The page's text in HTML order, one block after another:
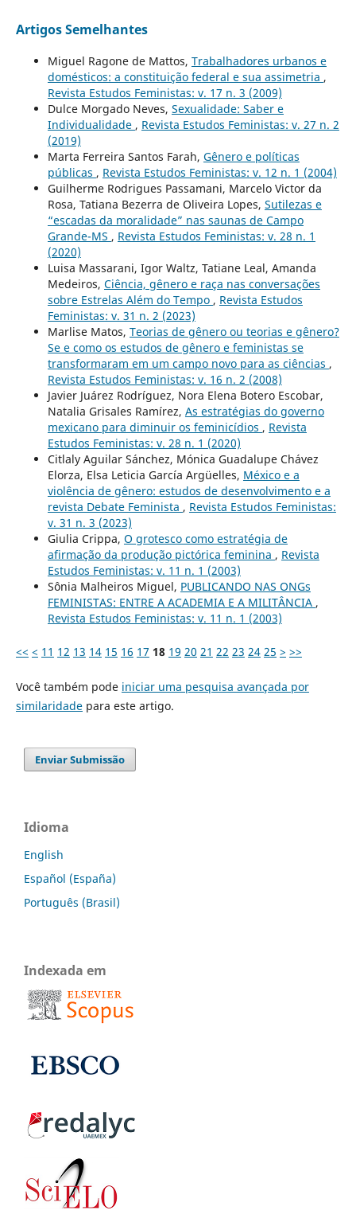
Artigos Semelhantes
Miguel Ragone de Mattos, Trabalhadores urbanos e
domésticos: a constituição federal e sua assimetria ,
Revista Estudos Feministas: v. 17 n. 3 (2009)
Dulce Morgado Neves, Sexualidade: Saber e
Individualidade , Revista Estudos Feministas: v. 27 n. 2
(2019)
Marta Ferreira Santos Farah, Gênero e políticas
públicas , Revista Estudos Feministas: v. 12 n. 1 (2004)
Guilherme Rodrigues Passamani, Marcelo Victor da
Rosa, Tatiana Bezerra de Oliveira Lopes, Sutilezas e
“escadas da moralidade” nas saunas de Campo
Grande-MS , Revista Estudos Feministas: v. 28 n. 1
(2020)
Luisa Massarani, Igor Waltz, Tatiane Leal, Amanda
Medeiros, Ciência, gênero e raça nas conversações
sobre Estrelas Além do Tempo , Revista Estudos
Feministas: v. 31 n. 2 (2023)
Marlise Matos, Teorias de gênero ou teorias e gênero?
Se e como os estudos de gênero e feministas se
transformaram em um campo novo para as ciências ,
Revista Estudos Feministas: v. 16 n. 2 (2008)
Javier Juárez Rodríguez, Nora Elena Botero Escobar,
Natalia Grisales Ramírez, As estratégias do governo
mexicano para diminuir os feminicídios , Revista
Estudos Feministas: v. 28 n. 1 (2020)
Citlaly Aguilar Sánchez, Mónica Guadalupe Chávez
Elorza, Elsa Leticia García Argüelles, México e a
violência de gênero: estudos de desenvolvimento e a
revista Debate Feminista , Revista Estudos Feministas:
v. 31 n. 3 (2023)
Giulia Crippa, O grotesco como estratégia de
afirmação da produção pictórica feminina , Revista
Estudos Feministas: v. 11 n. 1 (2003)
Sônia Malheiros Miguel, PUBLICANDO NAS ONGs
FEMINISTAS: ENTRE A ACADEMIA E A MILITÂNCIA ,
Revista Estudos Feministas: v. 11 n. 1 (2003)
<< < 11 12 13 14 15 16 17 18 19 20 21 22 23 24 25 > >>
Você também pode iniciar uma pesquisa avançada por
similaridadepara este artigo.
Enviar Submissão
Idioma
English
Español (España)
Português (Brasil)
Indexada em